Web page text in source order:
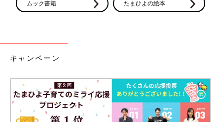
ムック書籍 たまひよの絵本
キャンペーン